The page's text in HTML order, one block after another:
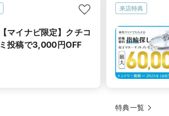
【マイナビ限定】クチコ
ミ投稿で3,000円OFF
来店特典
特典一覧